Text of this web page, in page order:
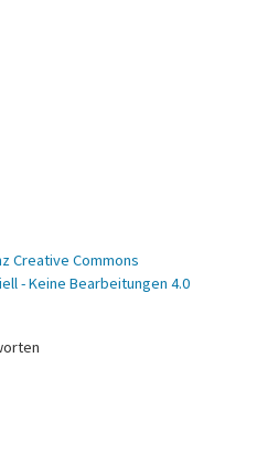
Creative Commons
- Keine Bearbeitungen 4.0